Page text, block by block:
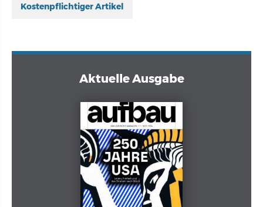
Kostenpflichtiger Artikel
Aktuelle Ausgabe